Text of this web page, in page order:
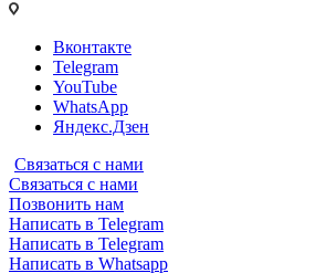
Вконтакте
Telegram
YouTube
WhatsApp
Яндекс.Дзен
Связаться с нами
Связаться с нами
Позвонить нам
Написать в Telegram
Написать в Telegram
Написать в Whatsapp